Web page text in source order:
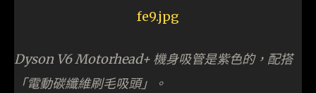
Dyson V6 Motorhead+ 機身吸管是紫色的，配搭
「電動碳纖維刷毛吸頭」。